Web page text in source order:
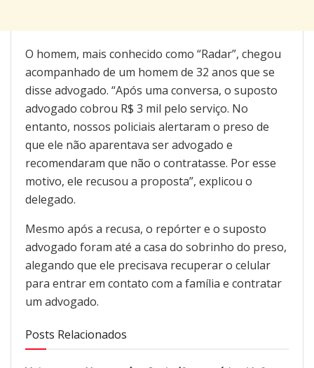
O homem, mais conhecido como “Radar”, chegou
acompanhado de um homem de 32 anos que se
disse advogado. “Após uma conversa, o suposto
advogado cobrou R$ 3 mil pelo serviço. No
entanto, nossos policiais alertaram o preso de
que ele não aparentava ser advogado e
recomendaram que não o contratasse. Por esse
motivo, ele recusou a proposta”, explicou o
delegado.
Mesmo após a recusa, o repórter e o suposto
advogado foram até a casa do sobrinho do preso,
alegando que ele precisava recuperar o celular
para entrar em contato com a família e contratar
um advogado.
Posts Relacionados